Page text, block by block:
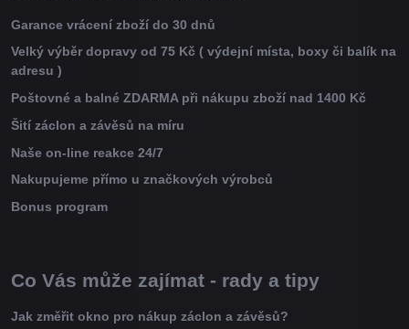
Garance vrácení zboží do 30 dnů
Velký výběr dopravy od 75 Kč ( výdejní místa, boxy či balík na
adresu )
Poštovné a balné ZDARMA při nákupu zboží nad 1400 Kč
Šití záclon a závěsů na míru
Naše on-line reakce 24/7
Nakupujeme přímo u značkových výrobců
Bonus program
Co Vás může zajímat - rady a tipy
Jak změřit okno pro nákup záclon a závěsů?